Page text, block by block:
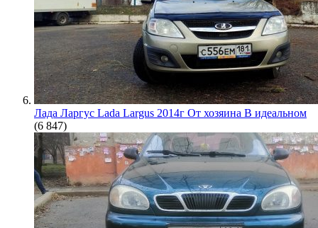
Лада Ларгус Lada Largus 2014г От хозяина В идеальном
(6 847)